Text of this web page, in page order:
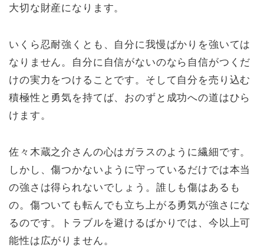
大切な財産になります。
いくら忍耐強くとも、自分に我慢ばかりを強いては
なりません。自分に自信がないのなら自信がつくだ
けの実力をつけることです。そして自分を売り込む
積極性と勇気を持てば、おのずと成功への道はひら
けます。
佐々木蔵之介さんの心はガラスのように繊細です。
しかし、傷つかないように守っているだけでは本当
の強さは得られないでしょう。誰しも傷はあるも
の。傷ついても転んでも立ち上がる勇気が強さにな
るのです。トラブルを避けるばかりでは、今以上可
能性は広がりません。